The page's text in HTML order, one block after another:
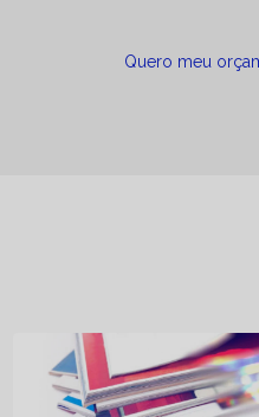
Quero meu